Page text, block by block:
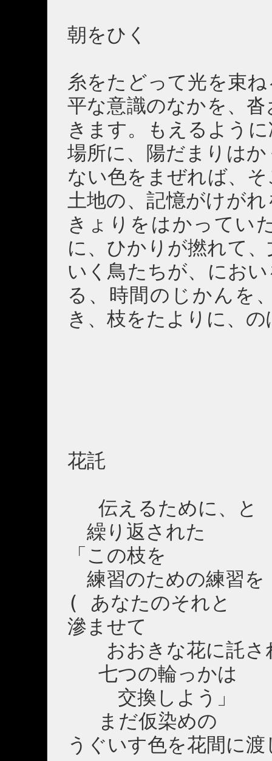
朝をひく
糸をたどって光を束
平な意識のなかを、
きます。もえるよう
場所に、陽だまりは
ない色をまぜれば、
土地の、記憶がけが
きょりをはかってい
に、ひかりが撚れて
いく鳥たちが、にお
る、時間のじかんを
き、枝をたよりに、
花託
伝えるために、と
繰り返された
「この枝を
練習のための練習を
( あなたのそれと
滲ませて
おおきな花に託さ
七つの輪っかは
交換しよう」
まだ仮染めの
うぐいす色を花間に渡